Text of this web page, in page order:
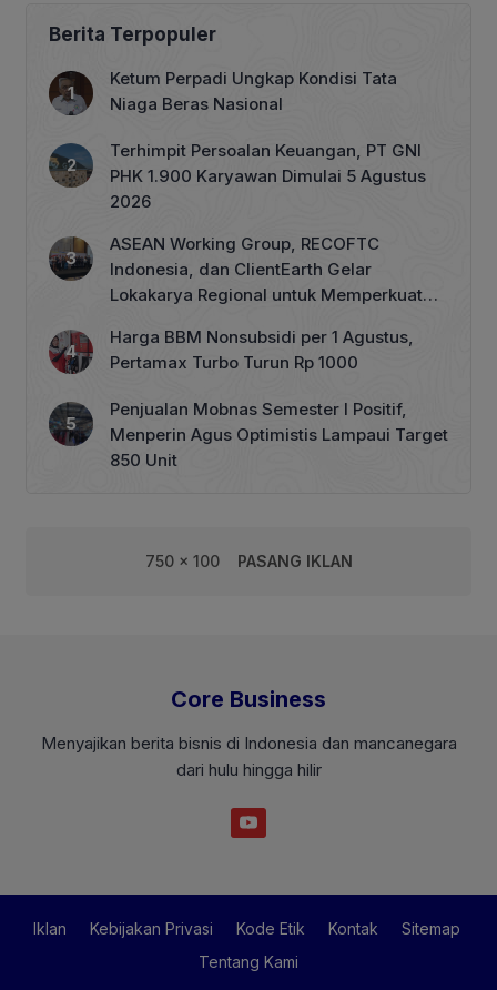
Berita Terpopuler
Ketum Perpadi Ungkap Kondisi Tata
Niaga Beras Nasional
Terhimpit Persoalan Keuangan, PT GNI
PHK 1.900 Karyawan Dimulai 5 Agustus
2026
ASEAN Working Group, RECOFTC
Indonesia, dan ClientEarth Gelar
Lokakarya Regional untuk Memperkuat
Harga BBM Nonsubsidi per 1 Agustus,
Pertamax Turbo Turun Rp 1000
Penjualan Mobnas Semester I Positif,
Menperin Agus Optimistis Lampaui Target
850 Unit
750 x 100 PASANG IKLAN
Core Business
Menyajikan berita bisnis di Indonesia dan mancanegara
dari hulu hingga hilir
Iklan Kebijakan Privasi Kode Etik Kontak
Sitemap
Tentang Kami